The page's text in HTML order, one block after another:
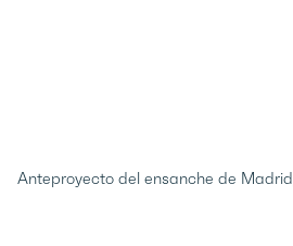
Anteproyecto del ensanche de